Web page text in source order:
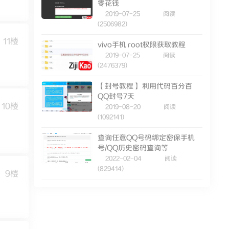
11楼
10楼
9楼
零花钱
2019-07-25
阅读
(2506982)
vivo手机 root权限获取教程
2019-07-25
阅读
(2476379)
【封号教程】 利用代码百分百
QQ封号7天
2019-08-20
阅读
(1092141)
查询任意QQ号码绑定密保手机
号/QQ历史密码查询等
2022-02-04
阅读
(829414)